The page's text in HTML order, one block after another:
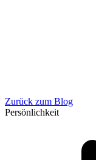
Zurück zum Blog
Persönlichkeit